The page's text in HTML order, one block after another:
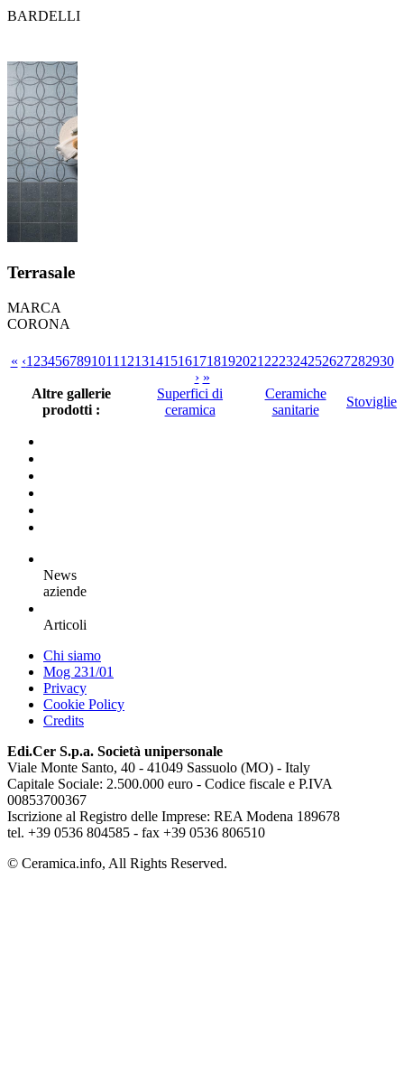
BARDELLI
Terrasale
MARCA
CORONA
« ‹1 234567891011 12131415161718192021 222324252627282930
› »
Altre gallerie
prodotti :
Superfici di
ceramica
Ceramiche
sanitarie
Stoviglie
News
aziende
Articoli
Chi siamo
Mog 231/01
Privacy
Cookie Policy
Credits
Edi.Cer S.p.a. Società unipersonale
Viale Monte Santo, 40 - 41049 Sassuolo (MO) - Italy
Capitale Sociale: 2.500.000 euro - Codice fiscale e P.IVA
00853700367
Iscrizione al Registro delle Imprese: REA Modena 189678
tel. +39 0536 804585 - fax +39 0536 806510
© Ceramica.info, All Rights Reserved.